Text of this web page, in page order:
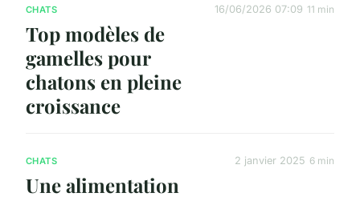
CHATS
Top modèles de
gamelles pour
chatons en pleine
croissance
16/06/2026 07:09 11 min
CHATS
Une alimentation
2 janvier 2025 6 min